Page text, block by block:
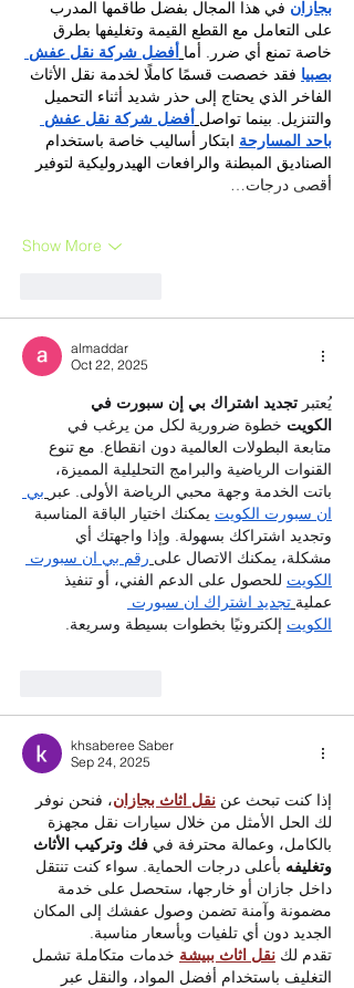
بجازان في هذا المجال بفضل طاقمها المدرب
على التعامل مع القطع القيمة وتغليفها بطرق
خاصة تمنع أي ضرر. أما أفضل شركة نقل عفش
بصبيا فقد خصصت قسمًا كاملًا لخدمة نقل الأثاث
الفاخر الذي يحتاج إلى حذر شديد أثناء التحميل
والتنزيل. بينما تواصل أفضل شركة نقل عفش
باحد المسارحة ابتكار أساليب خاصة باستخدام
الصناديق المبطنة والرافعات الهيدروليكية لتوفير
أقصى درجات…
Show More
almaddar
Oct 22, 2025
يُعتبر تجديد اشتراك بي إن سبورت في
الكويت خطوة ضرورية لكل من يرغب في
متابعة البطولات العالمية دون انقطاع. مع تنوع
القنوات الرياضية والبرامج التحليلية المميزة،
باتت الخدمة وجهة محبي الرياضة الأولى. عبر بي
ان سبورت الكويت يمكنك اختيار الباقة المناسبة
وتجديد اشتراكك بسهولة. وإذا واجهتك أي
مشكلة، يمكنك الاتصال على رقم بي ان سبورت
الكويت للحصول على الدعم الفني، أو تنفيذ
عملية تجديد اشتراك ان سبورت
الكويت إلكترونيًا بخطوات بسيطة وسريعة.
khsaberee Saber
Sep 24, 2025
إذا كنت تبحث عن نقل اثاث بجازان، فنحن نوفر
لك الحل الأمثل من خلال سيارات نقل مجهزة
بالكامل، وعمالة محترفة في فك وتركيب الأثاث
وتغليفه بأعلى درجات الحماية. سواء كنت تنتقل
داخل جازان أو خارجها، ستحصل على خدمة
مضمونة وآمنة تضمن وصول عفشك إلى المكان
الجديد دون أي تلفيات وبأسعار مناسبة.
تقدم لك نقل اثاث ببيشة خدمات متكاملة تشمل
التغليف باستخدام أفضل المواد، والنقل عبر